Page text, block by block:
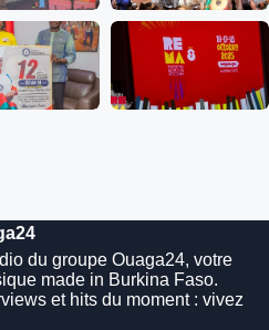
du groupe Ouaga24, votre
made in Burkina Faso.
et hits du moment : vivez